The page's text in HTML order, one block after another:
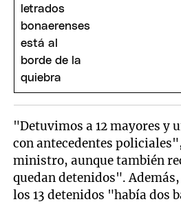
"Detuvimos a 12 mayores y
con antecedentes
ministro, aunque también
quedan detenidos".
los 13 detenidos "había dos